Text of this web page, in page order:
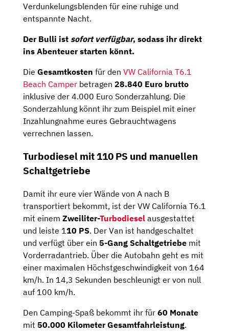
Verdunkelungsblenden für eine ruhige und
entspannte Nacht.
Der Bulli ist sofort verfügbar, sodass ihr direkt
ins Abenteuer starten könnt.
Die Gesamtkosten für den VW California T6.1
Beach Camper betragen 28.840 Euro brutto
inklusive der 4.000 Euro Sonderzahlung. Die
Sonderzahlung könnt ihr zum Beispiel mit einer
Inzahlungnahme eures Gebrauchtwagens
verrechnen lassen.
Turbodiesel mit 110 PS und manuellen
Schaltgetriebe
Damit ihr eure vier Wände von A nach B
transportiert bekommt, ist der VW California T6.1
mit einem Zweiliter-Turbodiesel ausgestattet
und leiste 1 10 PS. Der Van ist handgeschaltet
und verfügt über ein 5-Gang Schaltgetriebe mit
Vorderradantrieb. Über die Autobahn geht es mit
einer maximalen Höchstgeschwindigkeit von 164
km/h. In 14,3 Sekunden beschleunigt er von null
auf 100 km/h.
Den Camping-Spaß bekommt ihr für 60 Monate
mit 50.000 Kilometer Gesamtfahrleistung.